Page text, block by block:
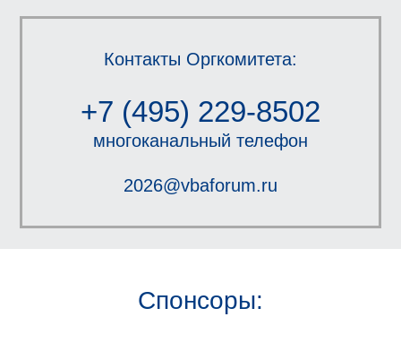
Контакты Оргкомитета:
+7 (495) 229-8502
многоканальный телефон
2026@vbaforum.ru
Спонсоры: